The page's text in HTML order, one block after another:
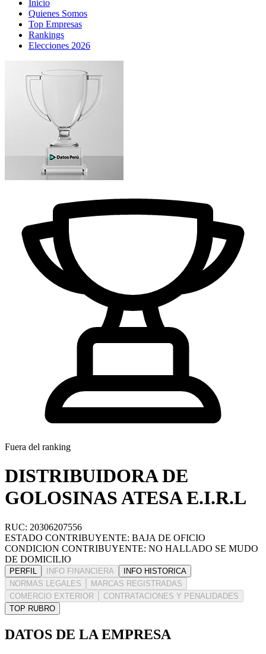
Inicio
Quienes Somos
Top Empresas
Rankings
Elecciones 2026
Fuera del ranking
DISTRIBUIDORA DE
GOLOSINAS ATESA E.I.R.L
RUC: 20306207556
ESTADO CONTRIBUYENTE: BAJA DE OFICIO
CONDICION CONTRIBUYENTE: NO HALLADO SE MUDO
DE DOMICILIO
PERFIL INFO FINANCIERA
INFO HISTORICA
NORMAS LEGALES
MARCAS REGISTRADAS
COMERCIO EXTERIOR
CONTRATACIONES Y PENALIDADES
TOP RUBRO
DATOS DE LA EMPRESA